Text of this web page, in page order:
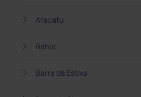
Aracatu
Bahia
Barra da Estiva